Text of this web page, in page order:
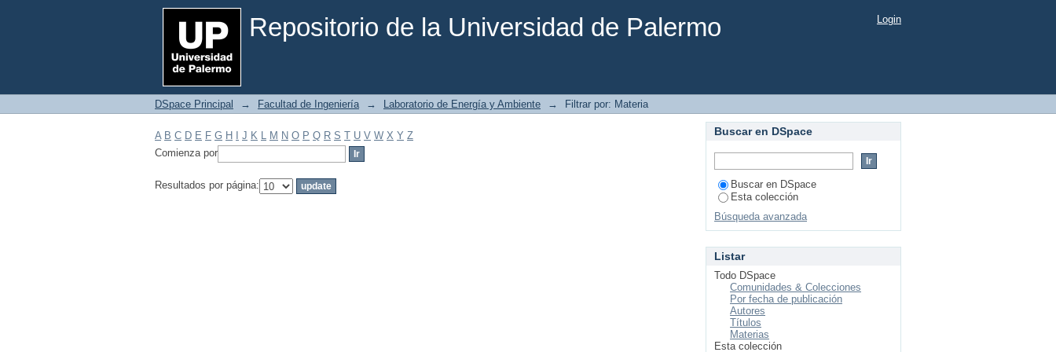
Repositorio de la Universidad de Palermo
Filtrar por: Materia Login
DSpace Principal → Facultad de Ingeniería → Laboratorio de Energía y Ambiente → Filtrar por: Materia
A B C D E F G H J K L M N O P Q R S T U V W X Y Z
Comienza por
Resultados por página:
Buscar en DSpace
Buscar en DSpace
Esta colección
Búsqueda avanzada
Listar
Todo DSpace
Comunidades & Colecciones
Por fecha de publicación
Autores
Títulos
Materias
Esta colección